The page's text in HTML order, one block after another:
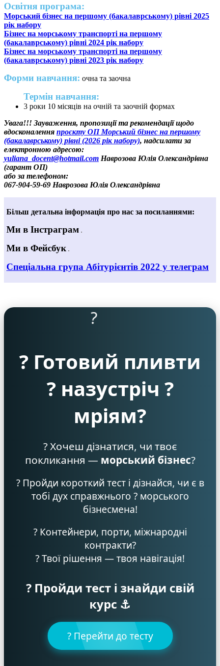
Освітня програма:
Морський бізнес на першому (бакалаврському) рівні 2025
рік набору
Бізнес на морському транспорті на першому
(бакалаврському) рівні 2024 рік набору
Бізнес на морському транспорті на першому
(бакалаврському) рівні 2023 рік набору
Форми навчання: очна та заочна
Термін навчання:
3 роки 10 місяців на очній та заочній формах
Увага!!! Зауваження, пропозиції та рекомендації щодо
вдосконалення проєкту ОП Морський бізнес на першому
(бакалаврському) рівні (2026 рік набору), надсилати за
електронною адресою:
yuliana_docent@hotmail.com Наврозова Юлія Олександрівна
(гарант ОП)
або за телефоном:
067-904-59-69 Наврозова Юлія Олександрівна
Більш детальна інформація про нас за посиланнями:
Ми в Інстраграм
Ми в Фейсбук
Спеціальна група Абітурієнтів 2022 у телеграм
? Готовий пливти
? назустріч ?
мріям?
? Хочеш дізнатися, чи твоє
покликання — морський бізнес?
? Пройди короткий тест і дізнайся, чи є в
тобі дух справжнього ? морського
бізнесмена!
? Контейнери, порти, міжнародні
контракти?
? Твої рішення — твоя навігація!
? Пройди тест і знайди свій
курс ⚓️
? Перейти до тесту